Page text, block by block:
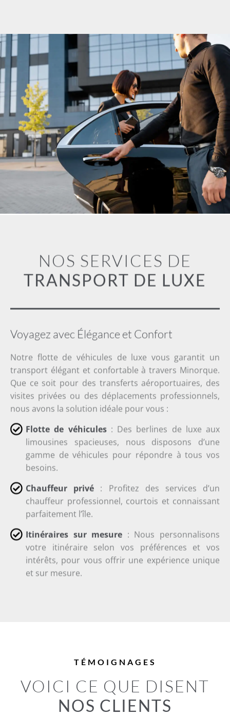
NOS SERVICES DE
TRANSPORT DE LUXE
Voyagez avec Élégance et Confort
Notre flotte de véhicules de luxe vous garantit un
transport élégant et confortable à travers Minorque.
Que ce soit pour des transferts aéroportuaires, des
visites privées ou des déplacements professionnels,
nous avons la solution idéale pour vous :
Flotte de véhicules: Des berlines de luxe aux
limousines spacieuses, nous disposons d’une
gamme de véhicules pour répondre à tous vos
besoins.
Chauffeur privé : Profitez des services d’un
chauffeur professionnel, courtois et connaissant
parfaitement l’île.
Itinéraires sur mesure : Nous personnalisons
votre itinéraire selon vos préférences et vos
intérêts, pour vous offrir une expérience unique
et sur mesure.
TÉMOIGNAGES
VOICI CE QUE DISENT
NOS CLIENTS